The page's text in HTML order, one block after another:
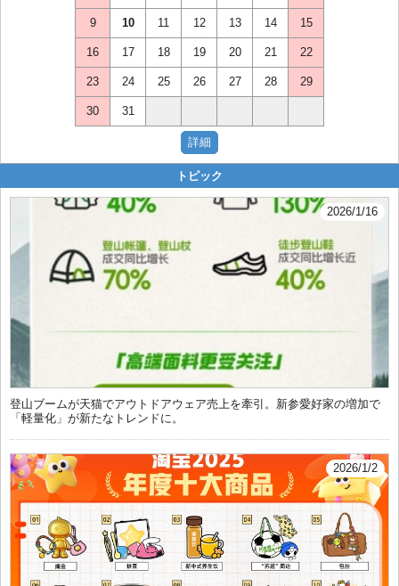
9 10 11 12 13 14 15
16 17 18 19 20 21 22
23 24 25 26 27 28 29
30 31
トピック
2026/1/16
登山ブームが天猫でアウトドアウェア売上を牽引。新参愛好家の増加で
「軽量化」が新たなトレンドに。
2026/1/2